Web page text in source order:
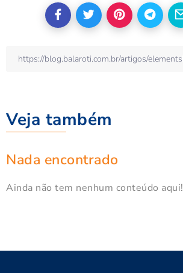
Veja também
Nada encontrado
Ainda não tem nenhum conteúdo aqui!